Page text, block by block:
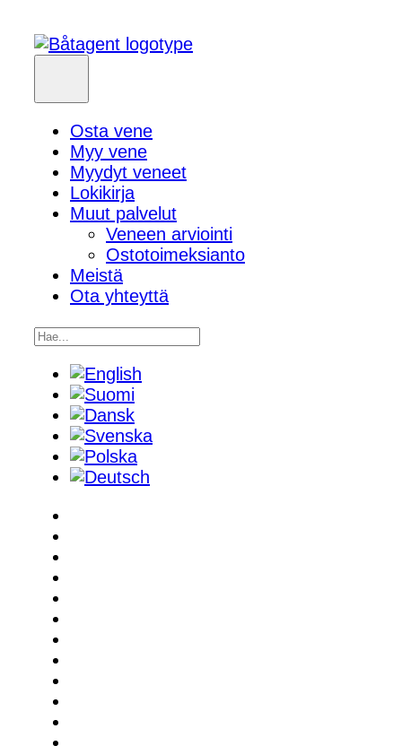
Osta vene
Myy vene
Myydyt veneet
Lokikirja
Muut palvelut
Veneen arviointi
Ostotoimeksianto
Meistä
Ota yhteyttä